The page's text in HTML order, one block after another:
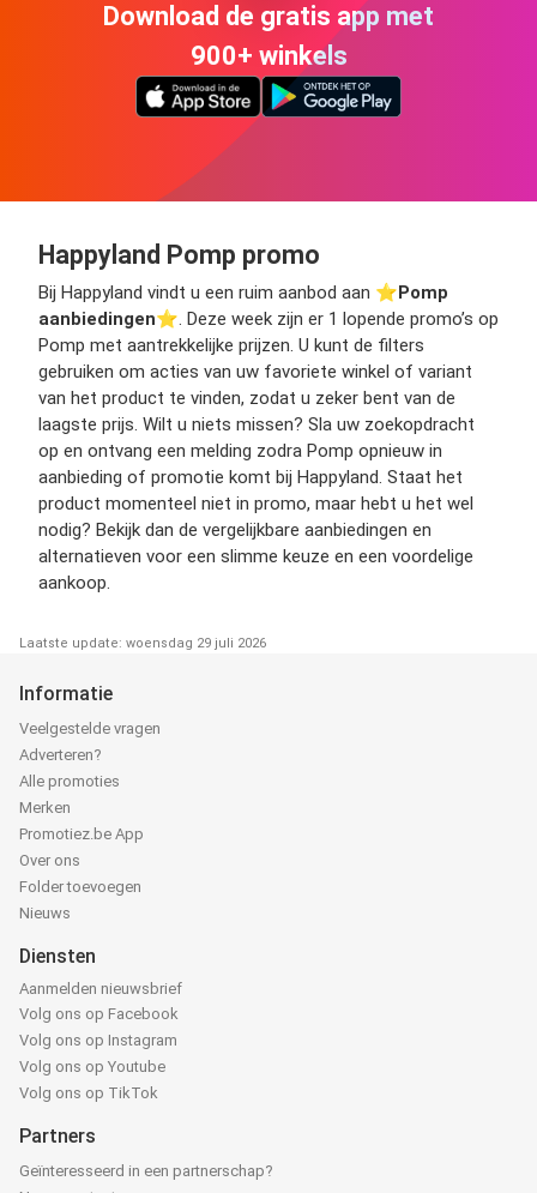
Download de gratis app met
900+ winkels
Happyland Pomp promo
Bij Happyland vindt u een ruim aanbod aan ⭐️Pomp
aanbiedingen⭐️. Deze week zijn er 1 lopende promo’s op
Pomp met aantrekkelijke prijzen. U kunt de filters
gebruiken om acties van uw favoriete winkel of variant
van het product te vinden, zodat u zeker bent van de
laagste prijs. Wilt u niets missen? Sla uw zoekopdracht
op en ontvang een melding zodra Pomp opnieuw in
aanbieding of promotie komt bij Happyland. Staat het
product momenteel niet in promo, maar hebt u het wel
nodig? Bekijk dan de vergelijkbare aanbiedingen en
alternatieven voor een slimme keuze en een voordelige
aankoop.
Laatste update: woensdag 29 juli 2026
Informatie
Veelgestelde vragen
Adverteren?
Alle promoties
Merken
Promotiez.be App
Over ons
Folder toevoegen
Nieuws
Diensten
Aanmelden nieuwsbrief
Volg ons op Facebook
Volg ons op Instagram
Volg ons op Youtube
Volg ons op TikTok
Partners
Geïnteresseerd in een partnerschap?